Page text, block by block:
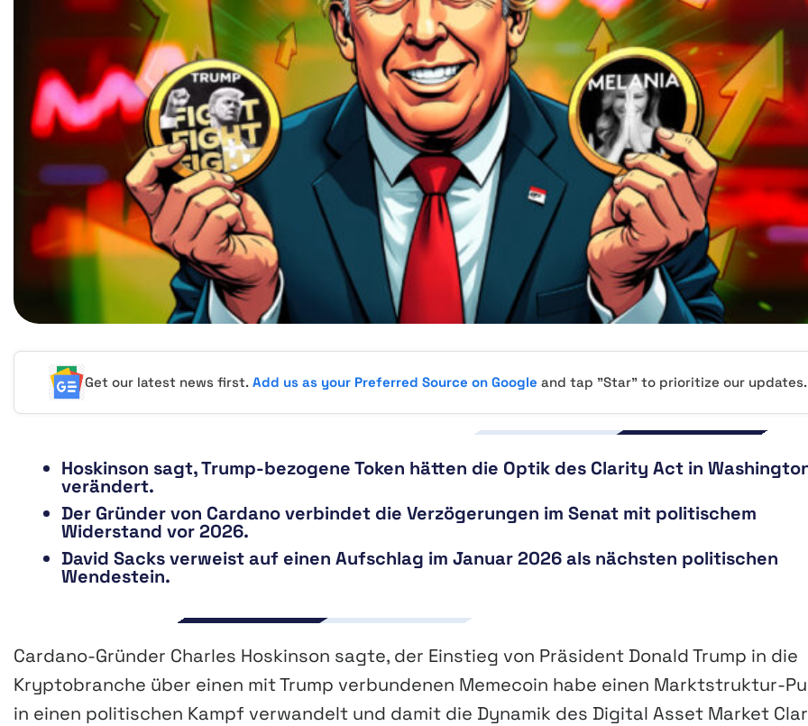
Get our latest news first.Add us as your Preferred Source on Google and tap "Star" to prioritize our updates.
Hoskinson sagt, Trump-bezogene Token hätten die Optik des Clarity Act in
verändert.
Der Gründer von Cardano verbindet die Verzögerungen im Senat mit politischem
Widerstand vor 2026.
David Sacks verweist auf einen Aufschlag im Januar 2026 als nächsten politischen
Wendestein.
Cardano-Gründer Charles Hoskinson sagte, der Einstieg von Präsident Donald Trump in die
Kryptobranche über einen mit Trump verbundenen Memecoin habe einen Marktstruktur-
in einen politischen Kampf verwandelt und damit die Dynamik des Digital Asset Market